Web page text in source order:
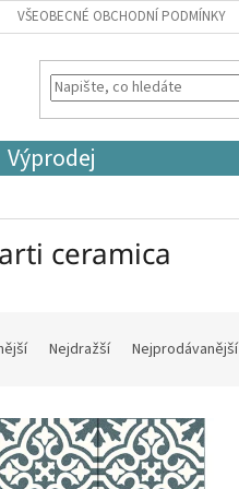
VŠEOBECNÉ OBCHODNÍ PODMÍNKY
Výprodej
ceramica
Nejdražší Nejprodávanější